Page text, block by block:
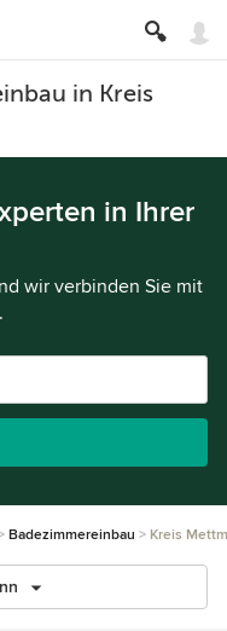
in Kreis
in Ihrer
wir verbinden Sie mit
Badezimmereinbau Kreis